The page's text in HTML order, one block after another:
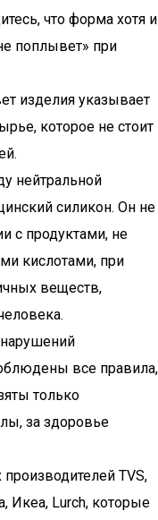
что форма хотя и
поплывет» при
изделия указывает
которое не стоит
нейтральной
силикон. Он не
с продуктами, не
кислотами, при
веществ,
все правила,
только
за здоровье
TVS,
Икеа, Lurch, которые